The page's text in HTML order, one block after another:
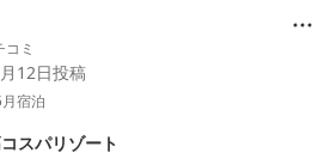
テルです！赤ちゃんにもやさしいですが、
てホテルステイを満喫できたいい滞在でし
ル」として当館をお選びいただき、ご宿
まで安心してお過ごしいただけたとのこ
ました。
リティにつきましても温かいお言葉を頂
てもご不安があった中、楽しくお食事の
ミ
12日投稿
宿泊
スパリゾート